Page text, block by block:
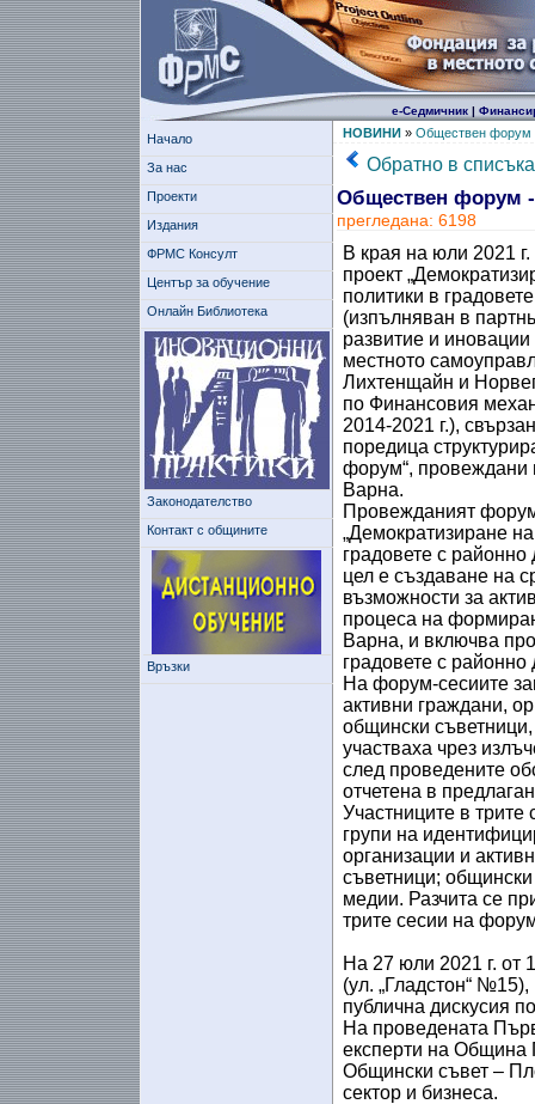
е-Седмичник|
Начало
За нас
Проекти
Издания
ФРМС Консулт
Център за обучение
Онлайн Библиотека
Законодателство
Контакт с общините
Връзки
НОВИНИ» Обществен форум
Обратно в списъка
Обществен форум
прегледана: 6198
В края на юли 2021
проект
политики в
(изпълняван в
развитие и
местното
Лихтенщайн и
по Финансовия
2014-2021 г.),
поредица
форум“, провеждани
Варна.
Провежданият
„Демократизиране
градовете с
цел е създаване на
възможности за
процеса на
Варна, и включва
градовете с районно
На форум-сесиите
активни граждани,
общински
участваха чрез
след проведените
отчетена в
Участниците в
групи на
организации и
съветници;
медии. Разчита се
трите сесии на
На 27 юли 2021 г. от
(ул. „Гладстон“
публична дискусия
На проведената
експерти на Община
Общински съвет –
сектор и бизнеса.